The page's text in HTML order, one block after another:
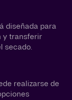
diseñada para
y transferir
secado.
realizarse de